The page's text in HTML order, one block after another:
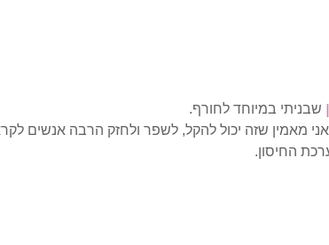
שבניתי במיוחד לחורף.
מאמין שזה יכול להקל, לשפר ולחזק הרבה אנשים
החיסון.